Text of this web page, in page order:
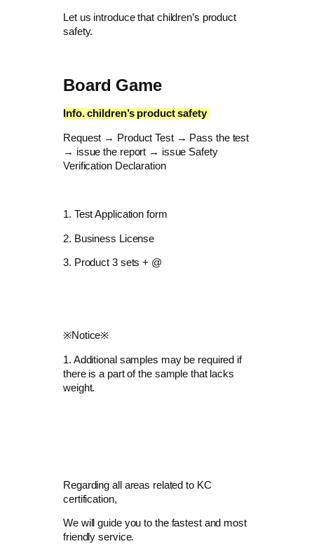
Let us introduce that children’s product
safety.
Board Game
Info. children’s product safety ​
Request → Product Test → Pass the test
→ issue the report → issue Safety
Verification Declaration
1. Test Application form
​2. Business License
​3. Product 3 sets + @
※Notice※
1. Additional samples may be required if
there is a part of the sample that lacks
weight.
Regarding all areas related to KC
certification,
We will guide you to the fastest and most
friendly service.